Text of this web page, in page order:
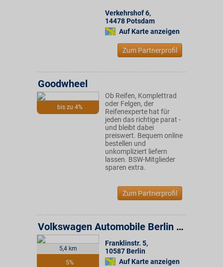
Verkehrshof 6,
14478 Potsdam
Auf Karte anzeigen
Zum Partnerprofil
bis zu 4%
Goodwheel
Ob Reifen, Komplettrad
oder Felgen, der
Reifenexperte hat für
jeden das richtige parat -
und bleibt dabei
preiswert. Bequem online
bestellen und
unkompliziert liefern
lassen. BSW-Mitglieder
sparen extra.
Zum Partnerprofil
5,4 km
5%
Volkswagen Automobile Berlin GmbH
Franklinstr. 5,
10587 Berlin
Auf Karte anzeigen